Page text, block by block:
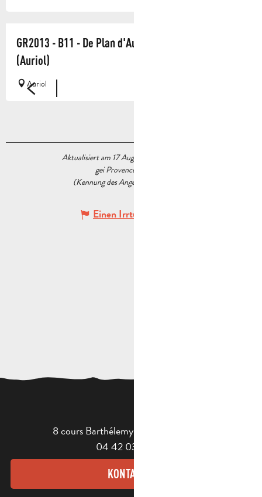
GR2013 - B11 - De Plan d'Aups au Pont de Joux
(Auriol)
Auriol
Aktualisiert am 17 August 2022 Um 08:52
gei Provence Tourisme
(Kennung des Angebots :
Einen Irrtum angeben
8 cours Barthélemy - 13400 Aubagne
04 42 03 49 98
KONTAKT